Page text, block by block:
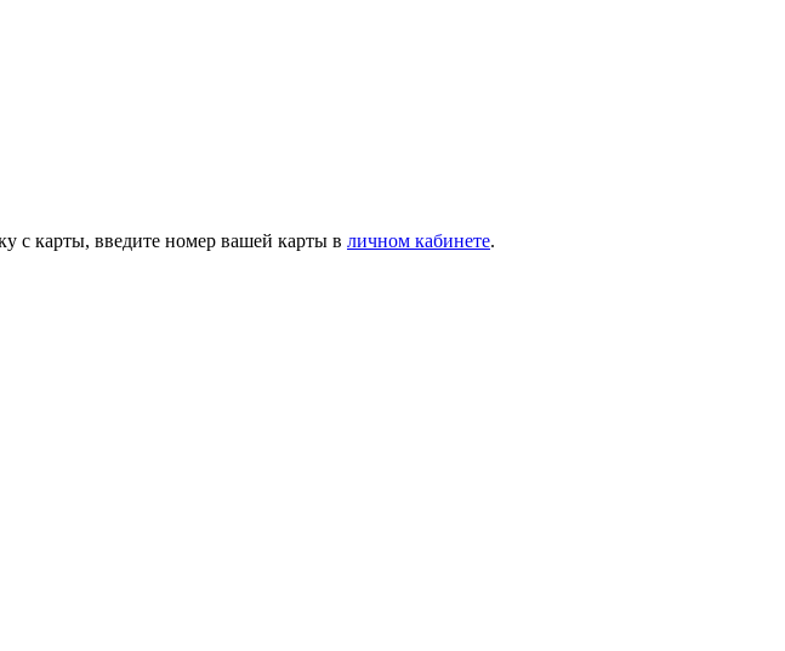
с карты, введите номер вашей карты в личном кабинете.